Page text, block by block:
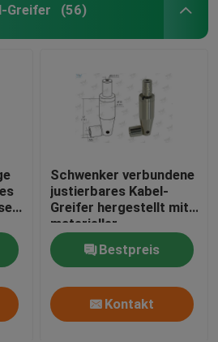
Greifer (56)
Schwenker verbundene
justierbares Kabel-
Greifer hergestellt mit
materieller
MessingVernickelung
Bestpreis
Kontakt